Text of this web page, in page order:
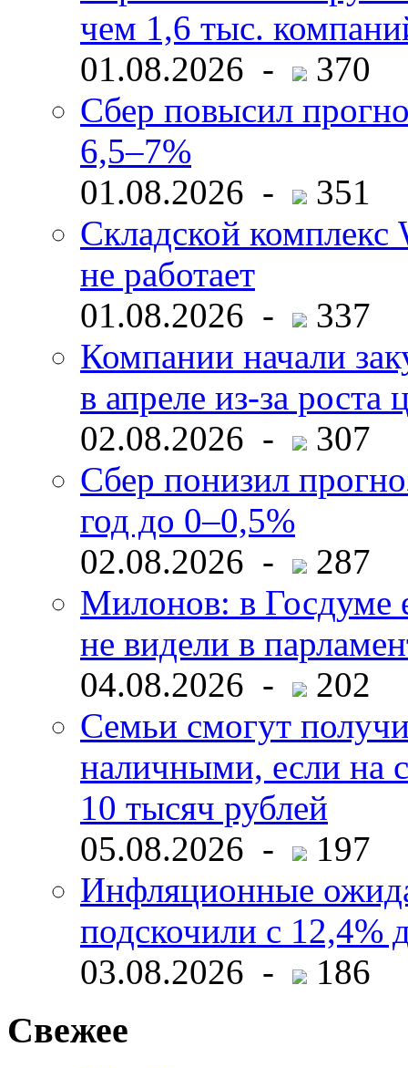
чем 1,6 тыс.
01.08.2026 -
370
Сбер повысил
6,5–7%
01.08.2026 -
351
Складской комплекс
не работает
01.08.2026 -
337
Компании начали
в апреле из-за роста
02.08.2026 -
307
Сбер понизил
год до 0–0,5%
02.08.2026 -
287
Милонов: в Госдуме
не видели в
04.08.2026 -
202
Семьи смогут
наличными, если на
10 тысяч рублей
05.08.2026 -
197
Инфляционные
подскочили с 12,4%
03.08.2026 -
186
Свежее